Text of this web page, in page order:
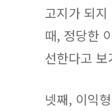
고지가 되
때, 정당한
선한다고
넷째, 이익